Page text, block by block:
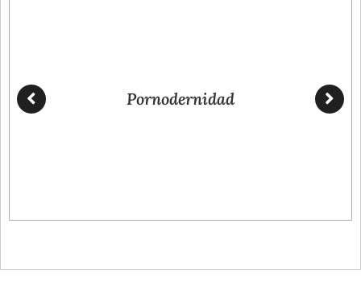
Pornodernidad